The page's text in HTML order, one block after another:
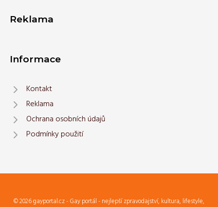
Reklama
Informace
Kontakt
Reklama
Ochrana osobních údajů
Podmínky použití
© 2026 gayportal.cz - Gay portál - nejlepší zpravodajství, kultura, lifestyle,